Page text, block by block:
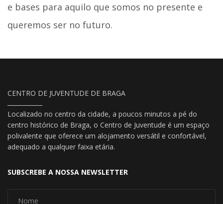
e bases para aquilo que somos no presente e
queremos ser no futuro.
CENTRO DE JUVENTUDE DE BRAGA
Localizado no centro da cidade, a poucos minutos a pé do
centro histórico de Braga, o Centro de Juventude é um espaço
polivalente que oferece um alojamento versátil e confortável,
adequado a qualquer faixa etária.
SUBSCREBE A NOSSA NEWSLETTER